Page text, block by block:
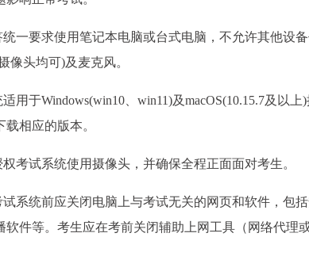
统一要求使用笔记本电脑或台式电脑，不允许其他设
像头均可)及麦克风。
用于Windows(win10、win11)及macOS(10.15.7及以
相应的版本。
考试系统使用摄像头，并确保全程正面面对考生。
试系统前应关闭电脑上与考试无关的网页和软件，包
软件等。考生应在考前关闭辅助上网工具（网络代理